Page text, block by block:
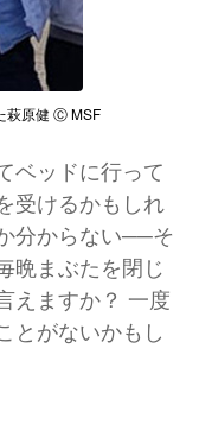
萩原健 Ⓒ MSF
ベッドに行って
受けるかもしれ
分からない──そ
晩まぶたを閉じ
えますか？ 一度
とがないかもし